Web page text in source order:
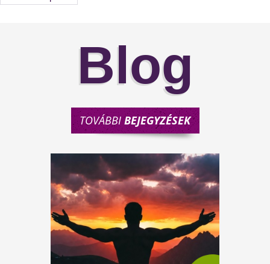
Blog
TOVÁBBIBEJEGYZÉSEK